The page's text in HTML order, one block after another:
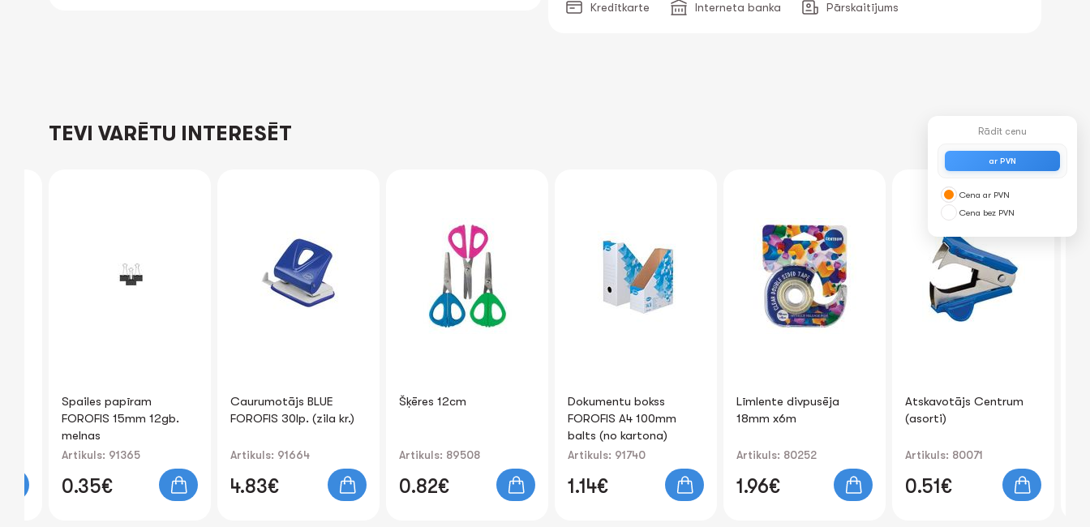
Kredītkarte Interneta banka Pārskaitījums
TEVI VARĒTU INTERESĒT
Spailes papīram
FOROFIS 15mm 12gb.
melnas
Artikuls: 91365
0.35€
Caurumotājs BLUE
FOROFIS 30lp. (zila kr.)
Artikuls: 91664
4.83€
Šķēres 12сm
Artikuls: 89508
0.82€
Dokumentu bokss
FOROFIS A4 100mm
balts (no kartona)
Artikuls: 91740
1.14€
Līmlente divpusēja
18mm x6m
Artikuls: 80252
1.96€
Atskavotājs Centrum
(asorti)
Artikuls: 80071
0.51€
Rādīt cenu
ar PVN
Cena ar PVN
Cena bez PVN